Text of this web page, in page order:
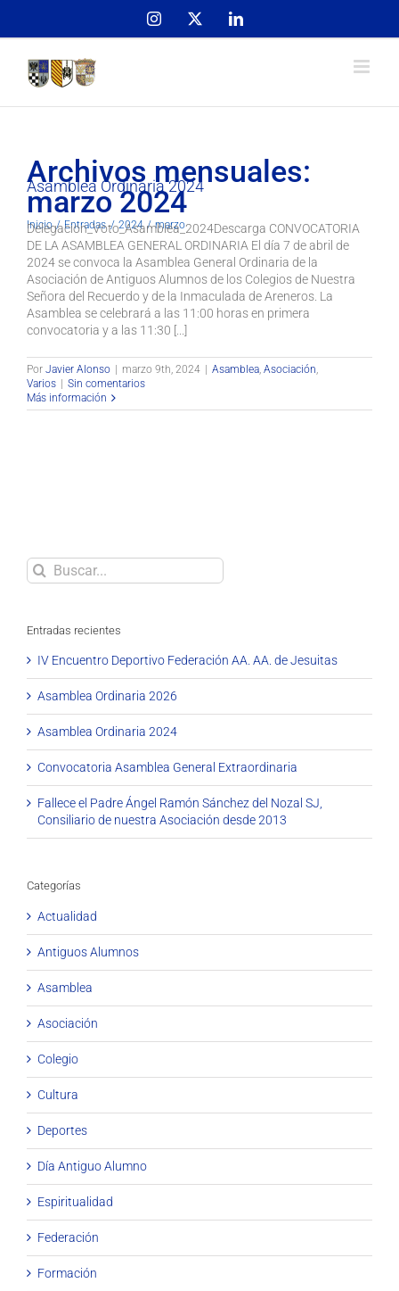
content
Instagram LinkedIn
Archivos mensuales:
marzo 2024
Inicio Entradas 2024 marzo
Asamblea Ordinaria 2024
Delegacion_Voto_Asamblea_2024Descarga CONVOCATORIA
DE LA ASAMBLEA GENERAL ORDINARIA El día 7 de abril de
2024 se convoca la Asamblea General Ordinaria de la
Asociación de Antiguos Alumnos de los Colegios de Nuestra
Señora del Recuerdo y de la Inmaculada de Areneros. La
Asamblea se celebrará a las 11:00 horas en primera
convocatoria y a las 11:30 [...]
Por Javier Alonso marzo 9th, 2024 Asamblea, Asociación,
Varios
Sin comentarios
Más información
Buscar
Entradas recientes
IV Encuentro Deportivo Federación AA. AA. de Jesuitas
Asamblea Ordinaria 2026
Asamblea Ordinaria 2024
Convocatoria Asamblea General Extraordinaria
Fallece el Padre Ángel Ramón Sánchez del Nozal SJ,
Consiliario de nuestra Asociación desde 2013
Categorías
Actualidad
Antiguos Alumnos
Asamblea
Asociación
Colegio
Cultura
Deportes
Día Antiguo Alumno
Espiritualidad
Federación
Formación